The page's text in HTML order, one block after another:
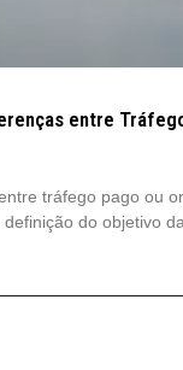
entre
tráfego pago ou
do objetivo